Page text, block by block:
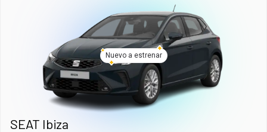
Nuevo a estrenar
SEAT Ibiza